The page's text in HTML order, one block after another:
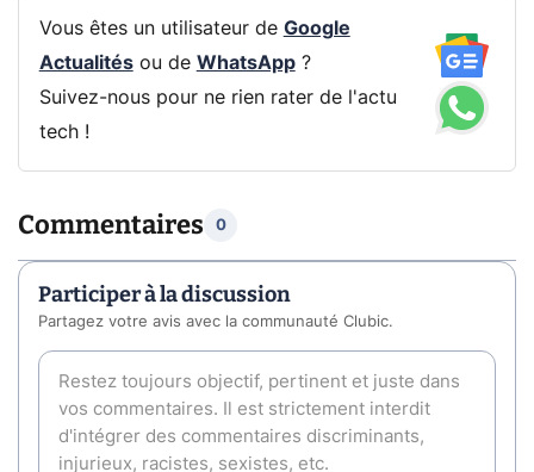
Vous êtes un utilisateur de Google
Actualitésou de WhatsApp?
Suivez-nous pour ne rien rater de l'actu
tech !
Commentaires 0
Participer à la discussion
Partagez votre avis avec la communauté Clubic.